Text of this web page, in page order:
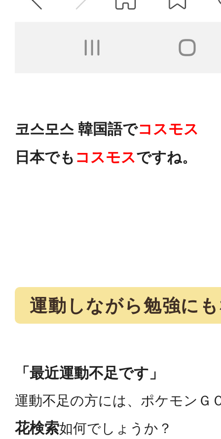
코스모스 韓国語でコスモス
日本でも コスモスですね。
運動しながら勉強に
「最近運動不足です」
運動不足の方には、ポケモンＧ
花検索如何でしょうか？